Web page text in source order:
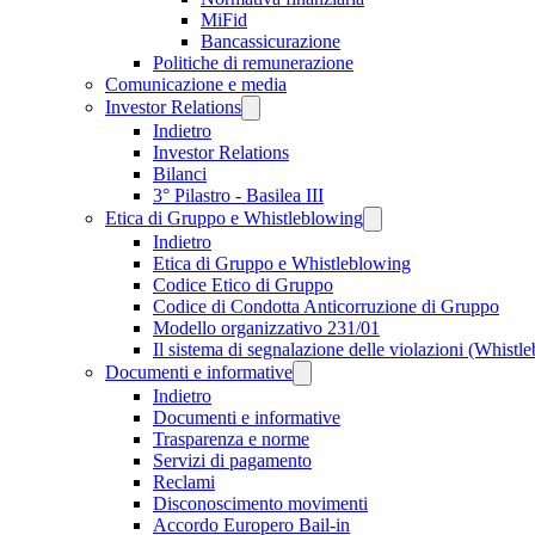
MiFid
Bancassicurazione
Politiche di remunerazione
Comunicazione e media
Investor Relations
Indietro
Investor Relations
Bilanci
3° Pilastro - Basilea III
Etica di Gruppo e Whistleblowing
Indietro
Etica di Gruppo e Whistleblowing
Codice Etico di Gruppo
Codice di Condotta Anticorruzione di Gruppo
Modello organizzativo 231/01
Il sistema di segnalazione delle violazioni
Documenti e informative
Indietro
Documenti e informative
Trasparenza e norme
Servizi di pagamento
Reclami
Disconoscimento movimenti
Accordo Europero Bail-in